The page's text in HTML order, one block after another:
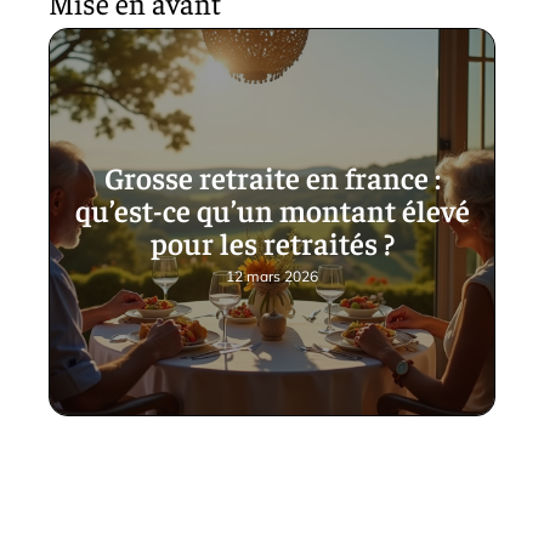
Grosse retraite en france :
qu’est-ce qu’un montant élevé
pour les retraités ?
12 mars 2026